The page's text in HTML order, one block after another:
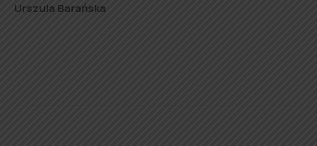
Urszula Barańska